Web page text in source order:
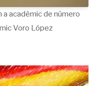
a acadèmic de número
Voro López